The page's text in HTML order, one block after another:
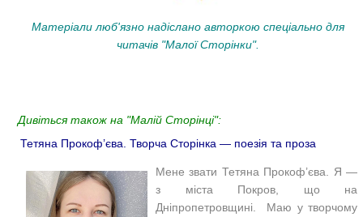
Матеріали люб'язно надіслано авторкою спеціально для
читачів "Малої Сторінки".
Дивіться також на "Малій Сторінці":
Тетяна Прокоф’єва. Творча Сторінка — поезія та проза
Мене звати Тетяна Прокоф’єва. Я —
з міста Покров, що на
Дніпропетровщині. Маю у творчому